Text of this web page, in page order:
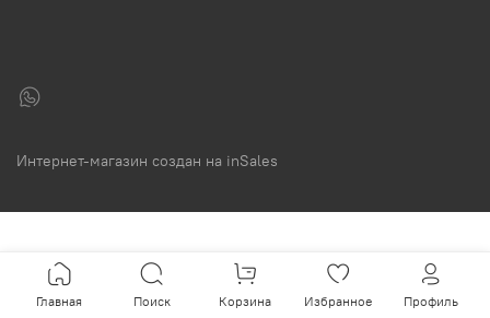
Интернет-магазин создан на inSales
Главная Поиск Корзина Избранное Профиль